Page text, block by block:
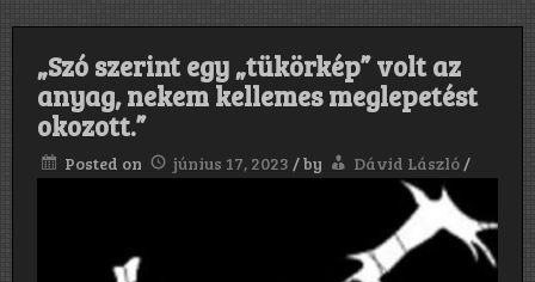
csattant
klubok,
izzadtság
és
szép
csajok”
„Szó szerint egy „tükörkép” volt az
anyag, nekem kellemes meglepetést
okozott.”
Posted on június 17, 2023 /by Dávid László /